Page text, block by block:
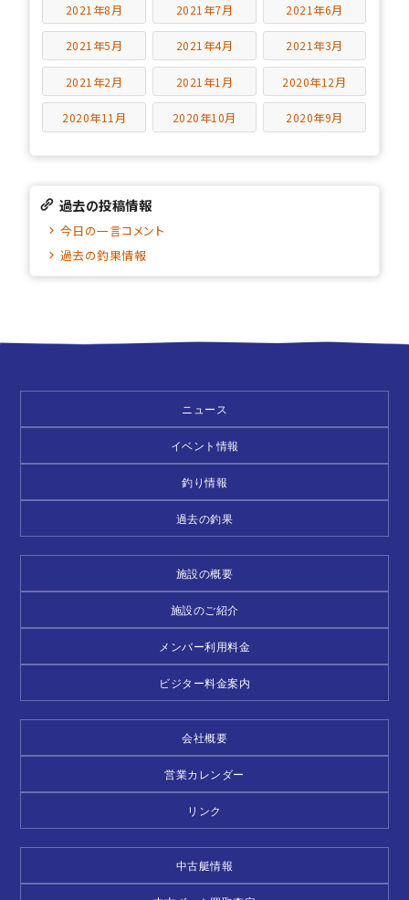
2021年8月 2021年7月 2021年6月
2021年5月 2021年4月 2021年3月
2021年2月 2021年1月 2020年12月
2020年11月 2020年10月 2020年9月
過去の投稿情報
今日の一言コメント
過去の釣果情報
ニュース
イベント情報
釣り情報
過去の釣果
施設の概要
施設のご紹介
メンバー利用料金
ビジター料金案内
会社概要
営業カレンダー
リンク
中古艇情報